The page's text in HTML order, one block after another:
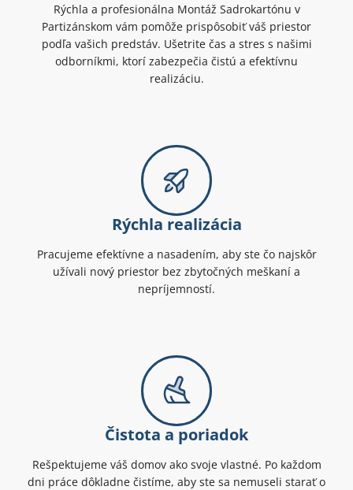
Rýchla a profesionálna Montáž Sadrokartónu v
Partizánskom vám pomôže prispôsobiť váš priestor
podľa vašich predstáv. Ušetrite čas a stres s našimi
odborníkmi, ktorí zabezpečia čistú a efektívnu
realizáciu.
Rýchla realizácia
Pracujeme efektívne a nasadením, aby ste čo najskôr
užívali nový priestor bez zbytočných meškaní a
nepríjemností.
Čistota a poriadok
Rešpektujeme váš domov ako svoje vlastné. Po každom
dni práce dôkladne čistíme, aby ste sa nemuseli starať o